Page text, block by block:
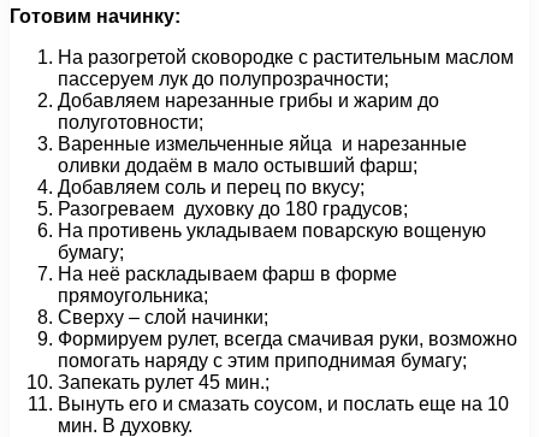
Готовим начинку:
На разогретой сковородке с растительным маслом
пассеруем лук до полупрозрачности;
Добавляем нарезанные грибы и жарим до
полуготовности;
Варенные измельченные яйца и нарезанные
оливки додаём в мало остывший фарш;
Добавляем соль и перец по вкусу;
Разогреваем духовку до 180 градусов;
На противень укладываем поварскую вощеную
бумагу;
На неё раскладываем фарш в форме
прямоугольника;
Сверху – слой начинки;
Формируем рулет, всегда смачивая руки, возможно
помогать наряду с этим приподнимая бумагу;
Запекать рулет 45 мин.;
Вынуть его и смазать соусом, и послать еще на 10
мин. В духовку.